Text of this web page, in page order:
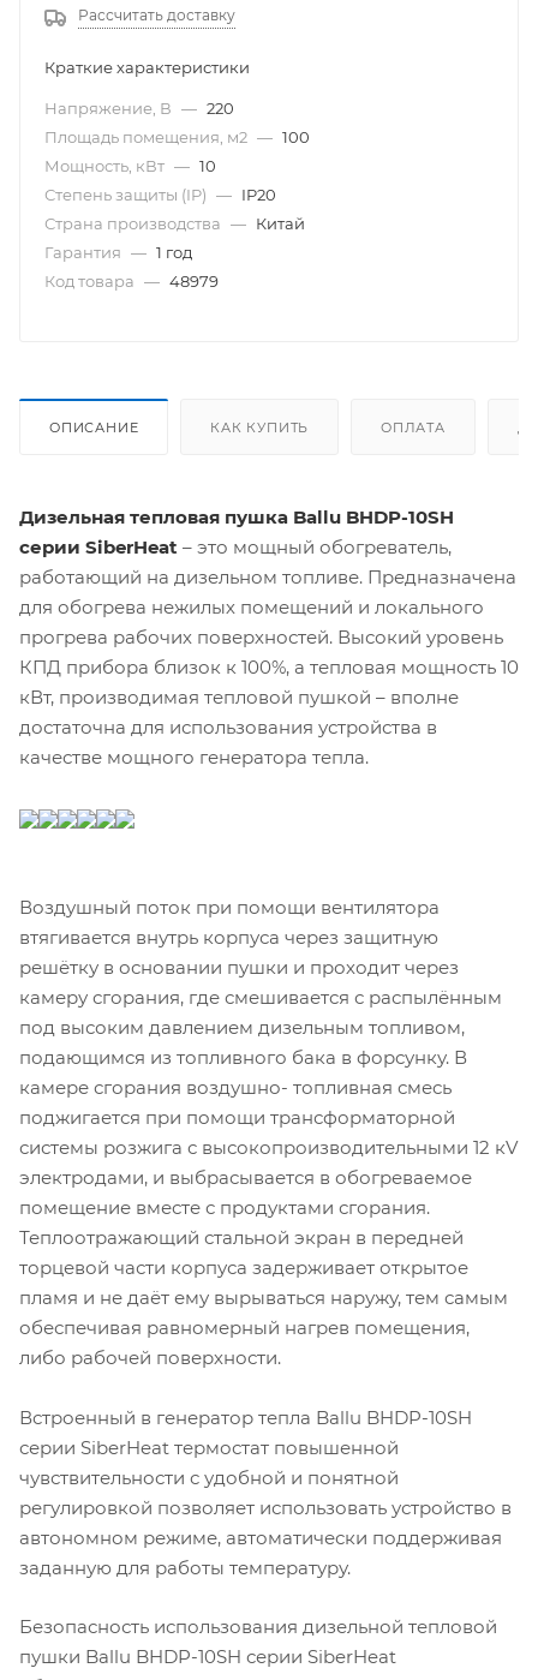
Рассчитать доставку
Краткие характеристики
Напряжение, В — 220
Площадь помещения, м2 — 100
Мощность, кВт — 10
Степень защиты (IP) — IP20
Страна производства — Китай
Гарантия — 1 год
Код товара — 48979
ОПИСАНИЕ КАК КУПИТЬ ОПЛАТА
Дизельная тепловая пушка Ballu BHDP-10SH
серии SiberHeat – это мощный обогреватель,
работающий на дизельном топливе. Предназначена
для обогрева нежилых помещений и локального
прогрева рабочих поверхностей. Высокий уровень
КПД прибора близок к 100%, а тепловая мощность 10
кВт, производимая тепловой пушкой – вполне
достаточна для использования устройства в
качестве мощного генератора тепла.
Воздушный поток при помощи вентилятора
втягивается внутрь корпуса через защитную
решётку в основании пушки и проходит через
камеру сгорания, где смешивается с распылённым
под высоким давлением дизельным топливом,
подающимся из топливного бака в форсунку. В
камере сгорания воздушно- топливная смесь
поджигается при помощи трансформаторной
системы розжига с высокопроизводительными 12 кV
электродами, и выбрасывается в обогреваемое
помещение вместе с продуктами сгорания.
Теплоотражающий стальной экран в передней
торцевой части корпуса задерживает открытое
пламя и не даёт ему вырываться наружу, тем самым
обеспечивая равномерный нагрев помещения,
либо рабочей поверхности.
Встроенный в генератор тепла Ballu BHDP-10SH
серии SiberHeat термостат повышенной
чувствительности с удобной и понятной
регулировкой позволяет использовать устройство в
автономном режиме, автоматически поддерживая
заданную для работы температуру.
Безопасность использования дизельной тепловой
пушки Ballu BHDP-10SH серии SiberHeat